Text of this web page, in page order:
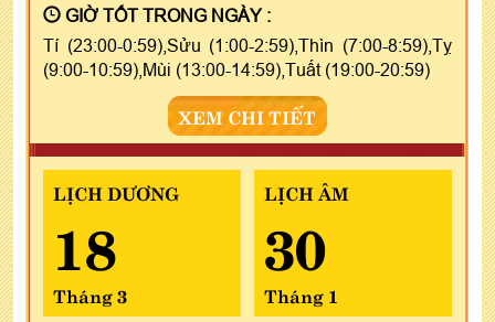
GIỜ TỐT TRONG NGÀY :
Tí (23:00-0:59),Sửu (1:00-2:59),Thìn (7:00-8:59),Tỵ
(9:00-10:59),Mùi (13:00-14:59),Tuất (19:00-20:59)
XEM CHI TIẾT
LỊCH DƯƠNG
18
Tháng 3
LỊCH ÂM
30
Tháng 1